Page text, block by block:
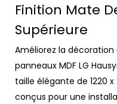
Finition Mate
Supérieure
Améliorez la
panneaux MDF LG
taille élégante de 1220
conçus pour une